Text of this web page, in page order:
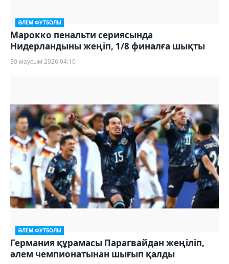
ӘЛЕМ ФУТБОЛЫ
Марокко пенальти сериясында
Нидерландыны жеңіп, 1/8 финалға шықты
30 маусым 2026 04:10
ӘЛЕМ ФУТБОЛЫ
Германия құрамасы Парагвайдан жеңіліп,
әлем чемпионатынан шығып қалды